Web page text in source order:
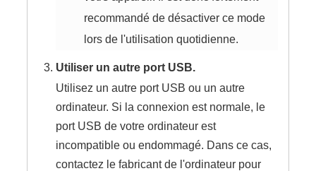
recommandé de désactiver ce mode
lors de l'utilisation quotidienne.
Utiliser un autre port USB.
Utilisez un autre port USB ou un autre
ordinateur. Si la connexion est normale, le
port USB de votre ordinateur est
incompatible ou endommagé. Dans ce cas,
contactez le fabricant de l'ordinateur pour